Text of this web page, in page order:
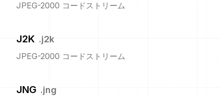
JPEG-2000 コードストリーム
J2K .j2k
JPEG-2000 コードストリーム
JNG .jng